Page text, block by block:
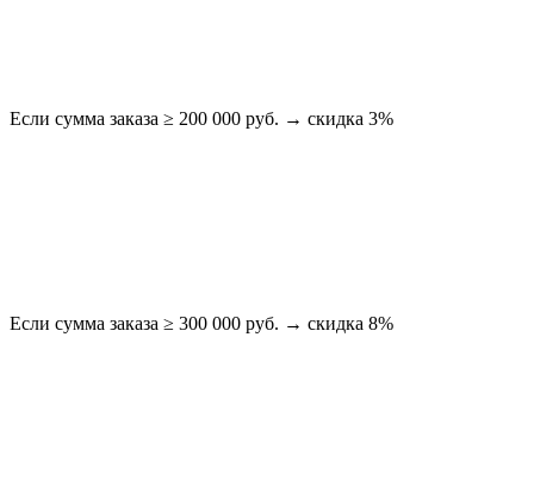
Если сумма заказа ≥ 200 000 руб. → скидка 3%
Если сумма заказа ≥ 300 000 руб. → скидка 8%